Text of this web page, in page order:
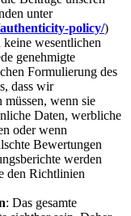
unter
policy/)
wesentlichen
genehmigte
Formulierung des
dass wir
müssen, wenn sie
Daten, werbliche
oder wenn
Bewertungen
werden
den Richtlinien
: Das gesamte